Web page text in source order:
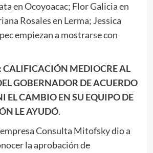
en Ocoyoacac; Flor Galicia en
Rosales en Lerma; Jessica
empiezan a mostrarse con
CALIFICACIÓN MEDIOCRE AL
GOBERNADOR DE ACUERDO
EL CAMBIO EN SU EQUIPO DE
LE AYUDÓ.
empresa Consulta Mitofsky dio a
la aprobación de